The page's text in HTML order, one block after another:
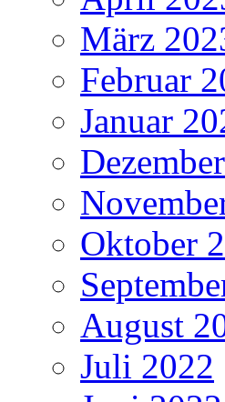
März
Februar
Januar
Oktober
August
Juli 2022